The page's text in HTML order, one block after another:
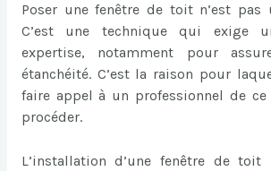
Poser une fenêtre de toit n’est pas
C’est une technique qui exige
expertise, notamment pour
étanchéité. C’est la raison pour
faire appel à un professionnel de
procéder.
L’installation d’une fenêtre de